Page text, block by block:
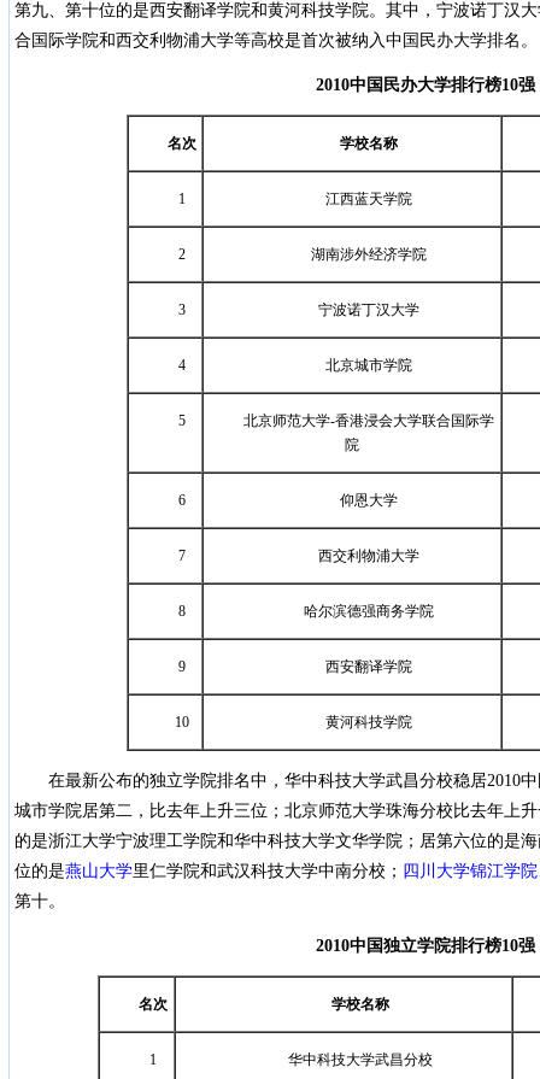
第九、第十位的是西安翻译学院和黄河科技学院。其中，宁波诺丁汉
合国际学院和西交利物浦大学等高校是首次被纳入中国民办大学排名。
2010中国民办大学排行榜10强
名次 学校名称
1 江西蓝天学院
2 湖南涉外经济学院
3 宁波诺丁汉大学
4 北京城市学院
5
北京师范大学-香港浸会大学联合国际学
院
6 仰恩大学
7 西交利物浦大学
8 哈尔滨德强商务学院
9 西安翻译学院
10 黄河科技学院
在最新公布的独立学院排名中，华中科技大学武昌分校稳居2010
城市学院居第二，比去年上升三位；北京师范大学珠海分校比去年上
的是浙江大学宁波理工学院和华中科技大学文华学院；居第六位的是
位的是燕山大学里仁学院和武汉科技大学中南分校； 四川大学锦江学院
第十。
2010中国独立学院排行榜10强
名次 学校名称
1 华中科技大学武昌分校